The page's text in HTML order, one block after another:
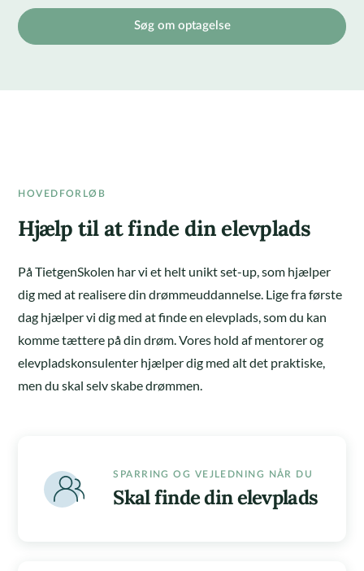
Søg om optagelse
HOVEDFORLØB
Hjælp til at finde din elevplads
På TietgenSkolen har vi et helt unikt set-up, som hjælper
dig med at realisere din drømmeuddannelse. Lige fra første
dag hjælper vi dig med at finde en elevplads, som du kan
komme tættere på din drøm. Vores hold af mentorer og
elevpladskonsulenter hjælper dig med alt det praktiske,
men du skal selv skabe drømmen.
SPARRING OG VEJLEDNING NÅR DU
Skal finde din elevplads